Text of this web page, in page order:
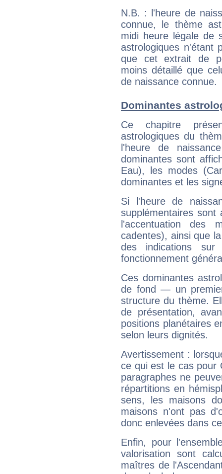
N.B. : l'heure de
connue, le thème
midi heure légale de
astrologiques n'étant
que cet extrait de
moins détaillé que
de naissance connue.
Dominantes
Ce chapitre
astrologiques du
l'heure de
dominantes sont
Eau), les modes
dominantes et les
Si l'heure de
supplémentaires sont
l'accentuation des
cadentes), ainsi que
des indications sur
fonctionnement
Ces dominantes
de fond — un
structure du thème.
de présentation,
positions planétaires
selon leurs dignités.
Avertissement :
ce qui est le cas pour
paragraphes ne
répartitions en
sens, les maisons
maisons n'ont pas
donc enlevées dans
Enfin, pour
valorisation sont
maîtres de